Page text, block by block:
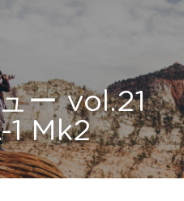
ー vol.21
1 Mk2